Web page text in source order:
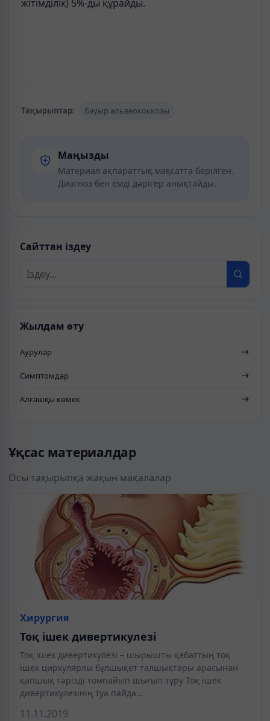
жітімділік) 5%-ды құрайды.
Тақырыптар: Бауыр альвеококкозы
Маңызды
Материал ақпараттық мақсатта берілген.
Диагноз бен емді дәрігер анықтайды.
Сайттан іздеу
Жылдам өту
Аурулар
Симптомдар
Алғашқы көмек
Ұқсас материалдар
Осы тақырыпқа жақын мақалалар
Хирургия
Тоқ ішек дивертикулезі
Тоқ ішек дивертикулезі – шырышты қабаттың тоқ
ішек циркулярлы бұлшықет талшықтары арасынан
қапшық тәрізді томпайып шығып тұру Тоқ ішек
дивертикулезінің туа пайда…
11.11.2019